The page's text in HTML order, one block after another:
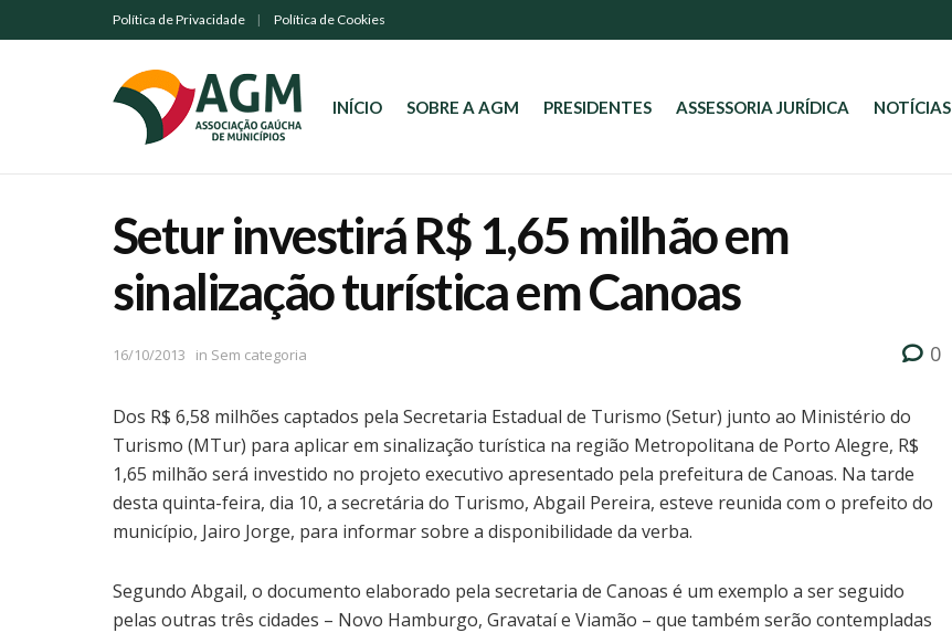
Política de Privacidade Política de Cookies
INÍCIO SOBRE A AGM PRESIDENTES ASSESSORIA JURÍDICA NOTÍCIAS
Setur investirá R$ 1,65 milhão em
sinalização turística em Canoas
16/10/2013 in Sem categoria 0
Dos R$ 6,58 milhões captados pela Secretaria Estadual de Turismo (Setur) junto ao Ministério do
Turismo (MTur) para aplicar em sinalização turística na região Metropolitana de Porto Alegre, R$
1,65 milhão será investido no projeto executivo apresentado pela prefeitura de Canoas. Na tarde
desta quinta-feira, dia 10, a secretária do Turismo, Abgail Pereira, esteve reunida com o prefeito do
município, Jairo Jorge, para informar sobre a disponibilidade da verba.
Segundo Abgail, o documento elaborado pela secretaria de Canoas é um exemplo a ser seguido
pelas outras três cidades – Novo Hamburgo, Gravataí e Viamão – que também serão contempladas